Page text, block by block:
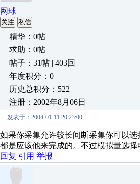
网球
关注 私信
精华：0帖
求助：0帖
帖子：31帖 | 403回
年度积分：0
历史总积分：522
注册：2002年8月06日
发表于：2004-01-11 20:23:00
如果你采集允许较长间断采集你可以
都是应该他来完成的。不过模拟量选
回复 引用 举报